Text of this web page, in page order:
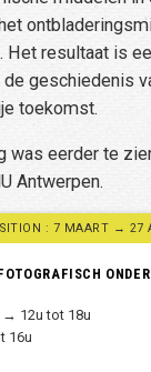
Het resultaat is
geschiedenis
toekomst.
was eerder te
Antwerpen.
: 7 MAART → 27
→ 12u tot 18u
16u